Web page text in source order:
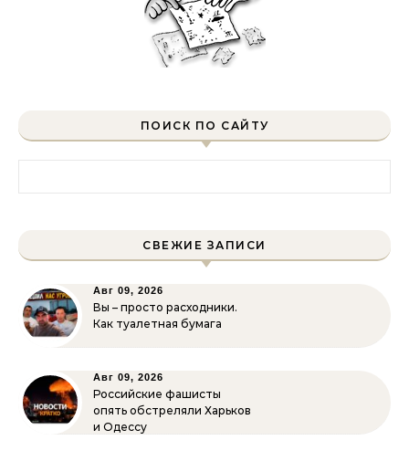
ПОИСК ПО САЙТУ
СВЕЖИЕ ЗАПИСИ
Авг 09, 2026
Вы – просто расходники.
Как туалетная бумага
Авг 09, 2026
Российские фашисты
опять обстреляли Харьков
и Одессу